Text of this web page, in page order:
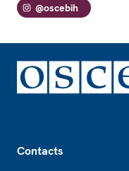
@oscebih
Contacts